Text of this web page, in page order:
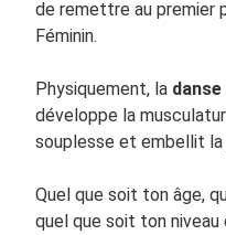
de remettre au premier
Féminin.
Physiquement, la
développe la
souplesse et embellit la
Quel que soit ton âge,
quel que soit ton niveau